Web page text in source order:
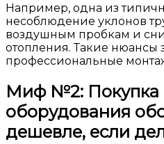
Например, одна из
несоблюдение уклонов
воздушным пробкам и
отопления. Такие нюансы
профессиональные
Миф №2: Покупка
оборудования
дешевле, если